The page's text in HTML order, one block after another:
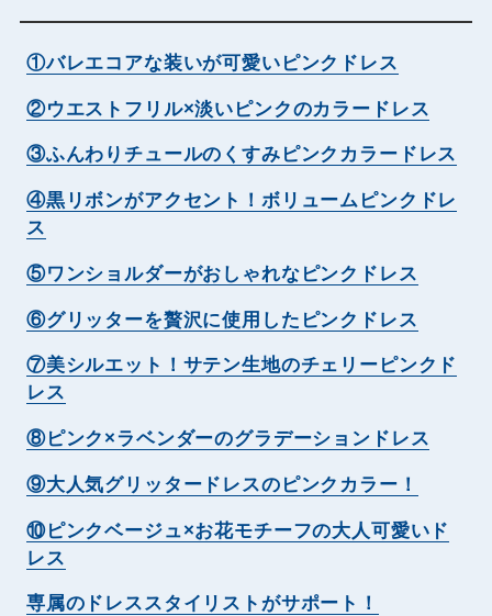
①バレエコアな装いが可愛いピンクドレス
②ウエストフリル×淡いピンクのカラードレス
③ふんわりチュールのくすみピンクカラードレス
④黒リボンがアクセント！ボリュームピンクドレ
ス
⑤ワンショルダーがおしゃれなピンクドレス
⑥グリッターを贅沢に使用したピンクドレス
⑦美シルエット！サテン生地のチェリーピンクド
レス
⑧ピンク×ラベンダーのグラデーションドレス
⑨大人気グリッタードレスのピンクカラー！
⑩ピンクベージュ×お花モチーフの大人可愛いド
レス
専属のドレススタイリストがサポート！